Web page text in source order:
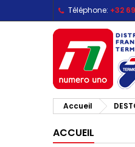
Téléphone: +32
Accueil
ACCUEIL